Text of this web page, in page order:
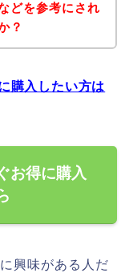
どを参考にされ
？
購入したい方は
お得に購入
興味がある人だ